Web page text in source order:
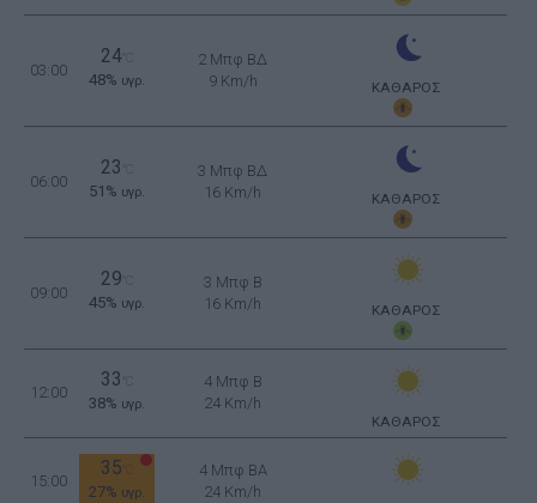
03:00
24°C
48% υγρ.
2 Μπφ ΒΔ
9 Km/h
ΚΑΘΑΡΟΣ
06:00
23
51% υγρ.
3 Μπφ ΒΔ
16 Km/h
ΚΑΘΑΡΟΣ
09:00
29
45% υγρ.
3 Μπφ B
16 Km/h
ΚΑΘΑΡΟΣ
12:00
33
38% υγρ.
4 Μπφ B
24 Km/h
ΚΑΘΑΡΟΣ
15:00
35
27% υγρ.
4 Μπφ BA
24 Km/h